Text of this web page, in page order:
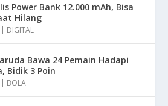
Power Bank 12.000 mAh, Bisa
Hilang
| DIGITAL
Bawa 24 Pemain Hadapi
Bidik 3 Poin
| BOLA